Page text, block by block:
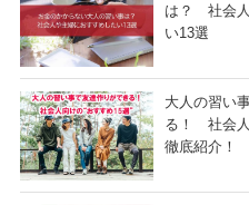
は？ 社会人
い13選
大人の習い
る！ 社会人
徹底紹介！